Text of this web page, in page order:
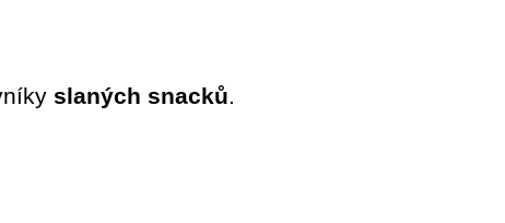
slaných snacků.